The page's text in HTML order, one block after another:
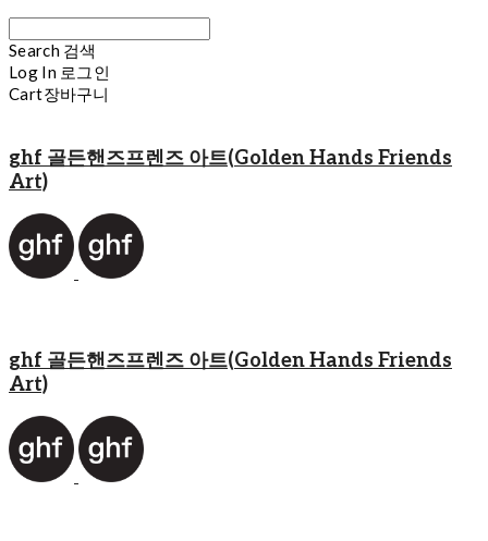
Search 검색
Log In 로그인
Cart장바구니
ghf 골든핸즈프렌즈 아트(Golden Hands Friends
Art)
ghf 골든핸즈프렌즈 아트(Golden Hands Friends
Art)